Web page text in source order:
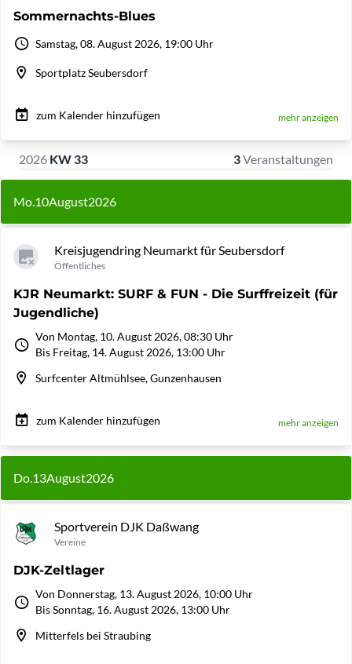
Sommernachts-Blues
Samstag, 08. August 2026, 19:00 Uhr
Sportplatz Seubersdorf
zum Kalender hinzufügen mehr anzeigen
2026 KW 33 3Veranstaltungen
Mo.10August2026
Kreisjugendring Neumarkt für Seubersdorf
Öffentliches
KJR Neumarkt: SURF & FUN - Die Surffreizeit (für
Jugendliche)
Von Montag, 10. August 2026, 08:30 Uhr
Bis Freitag, 14. August 2026, 13:00 Uhr
Surfcenter Altmühlsee, Gunzenhausen
zum Kalender hinzufügen mehr anzeigen
Do.13August2026
Sportverein DJK Daßwang
Vereine
DJK-Zeltlager
Von Donnerstag, 13. August 2026, 10:00 Uhr
Bis Sonntag, 16. August 2026, 13:00 Uhr
Mitterfels bei Straubing